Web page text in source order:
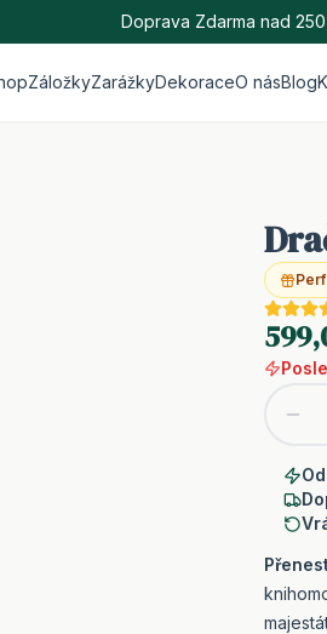
Doprava Zdarma nad
ZáložkyZarážkyDekoraceO násBlog